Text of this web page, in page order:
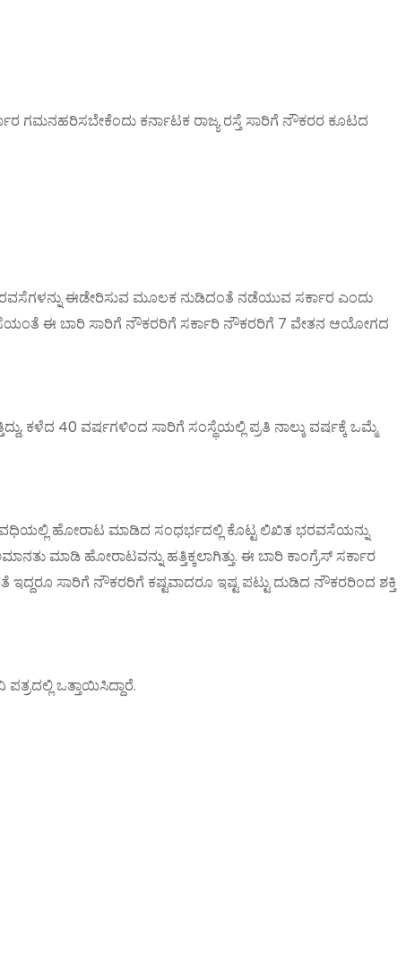
ಗಮನಹರಿಸಬೇಕೆಂದು ಕರ್ನಾಟಕ ರಾಜ್ಯ ರಸ್ತೆ ಸಾರಿಗೆ ನೌಕರರ ಕೂಟದ
ಈಡೇರಿಸುವ ಮೂಲಕ ನುಡಿದಂತೆ ನಡೆಯುವ ಸರ್ಕಾರ ಎಂದು
ಈ ಬಾರಿ ಸಾರಿಗೆ ನೌಕರರಿಗೆ ಸರ್ಕಾರಿ ನೌಕರರಿಗೆ 7 ವೇತನ ಆಯೋಗದ
ಕಳೆದ 40 ವರ್ಷಗಳಿಂದ ಸಾರಿಗೆ ಸಂಸ್ಥೆಯಲ್ಲಿ ಪ್ರತಿ ನಾಲ್ಕು ವರ್ಷಕ್ಕೆ ಒಮ್ಮೆ
ಹೋರಾಟ ಮಾಡಿದ ಸಂಧರ್ಭದಲ್ಲಿ ಕೊಟ್ಟ ಲಿಖಿತ ಭರವಸೆಯನ್ನು
ಮಾಡಿ ಹೋರಾಟವನ್ನು ಹತ್ತಿಕ್ಕಲಾಗಿತ್ತು. ಈ ಬಾರಿ ಕಾಂಗ್ರೆಸ್ ಸರ್ಕಾರ
ಇದ್ದರೂ ಸಾರಿಗೆ ನೌಕರರಿಗೆ ಕಷ್ಟವಾದರೂ ಇಷ್ಟ ಪಟ್ಟು ದುಡಿದ ನೌಕರರಿಂದ ಶಕ್ತಿ
ಒತ್ತಾಯಿಸಿದ್ದಾರೆ.